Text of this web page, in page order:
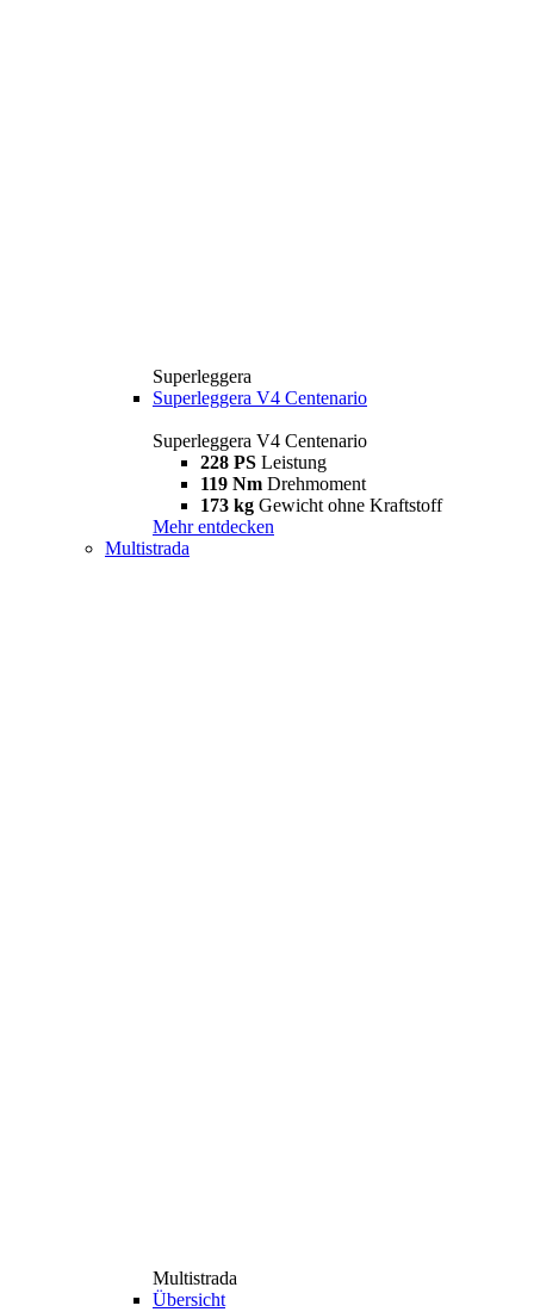
Superleggera
Superleggera V4 Centenario
Superleggera V4 Centenario
228 PS Leistung
119 Nm Drehmoment
173 kg Gewicht ohne Kraftstoff
Mehr entdecken
Multistrada
Multistrada
Übersicht